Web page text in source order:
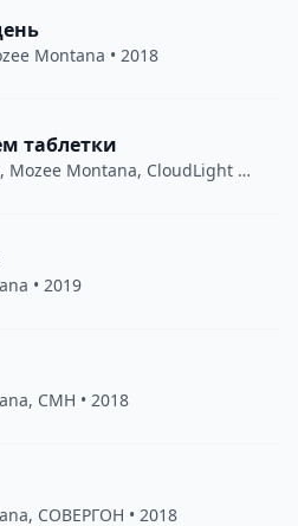
Montana • 2018
таблетки
, Mozee Montana, CloudLight
• 2019
, CMH • 2018
, СОВЕРГОН • 2018